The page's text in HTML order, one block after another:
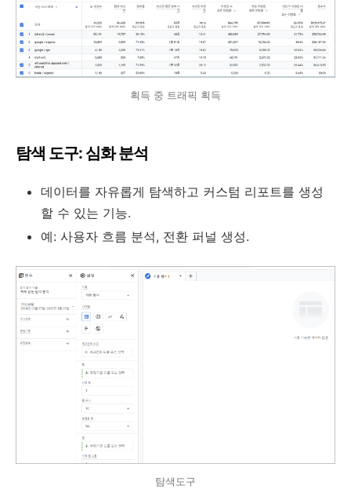
획득 중 트래픽 획득
탐색 도구: 심화 분석
데이터를 자유롭게 탐색하고 커스텀 리포트를 생성
할 수 있는 기능.
예: 사용자 흐름 분석, 전환 퍼널 생성.
탐색도구